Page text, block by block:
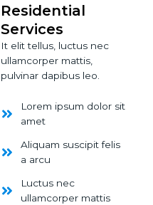
Residential
Services
It elit tellus, luctus nec
ullamcorper mattis,
pulvinar dapibus leo.
Lorem ipsum dolor sit
amet
Aliquam suscipit felis
a arcu
Luctus nec
ullamcorper mattis